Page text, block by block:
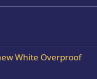
White Overproof